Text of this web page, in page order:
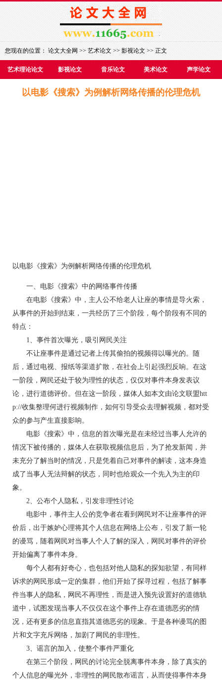
您现在的位置：论文大全网>>艺术论文>>影视论文>> 正文
艺术理论论文 影视论文 音乐论文 美术论文 声学论文
以电影《搜索》为例解析网络传播的伦理危机
以电影《搜索》为例解析网络传播的伦理危机
一、电影《搜索》中的网络事件传播
在电影《搜索》中，主人公不给老人让座的事情是导火索，
从事件的开始到结束，一共经历了三个阶段，每个阶段有不同的
特点：
1、事件首次曝光，吸引网民关注
不让座事件是通过记者上传其偷拍的视频得以曝光的。随
后，通过电视、报纸等渠道扩散，在社会上引起强烈反响。在这
一阶段，网民还处于较为理性的状态，仅仅对事件本身发表议
论，进行道德评价。但在这一阶段，媒体人如本文由论文联盟htt
p://收集整理何进行视频制作，如何引导受众去理解视频，都对受
众的参与产生直接影响。
电影《搜索》中，信息的首次曝光是在未经过当事人允许的
情况下被传播的，媒体人在获取视频信息后，为了抢发新闻，并
未充分了解当时的情况，只是凭着自己对事件的解读，这本身造
成了当事人无法辩解的状态，同时也给观众一个先入为主的印
象。
2、公布个人隐私，引发非理性讨论
电影中，事件主人公的竞争者在看到网民对不让座事件的评
价后，出于嫉妒心理将其个人信息在网络上公布，引发了新一轮
的谩骂，随着网民对当事人个人了解的深入，网民对事件的评价
开始偏离了事件本身。
每个人都有好奇心，也包括对他人隐私的探知欲望，有同样
诉求的网民形成一定的集群，他们开始了探寻过程，包括了解事
件当事人的隐私，网民不再理性，而是进入预先设置好的道德轨
道中，试图发现当事人不仅仅在这个事件上存在道德恶劣的情
况，还有更多的信息直指其道德恶劣的现象。于是各种谩骂的图
片和文字充斥网络，加剧了网民的非理性。
3、谣言的加入，使整个事件严重化
在第三个阶段，网民的讨论完全脱离事件本身，除了真实的
个人信息的曝光外，非理性的网民散布谣言，从而使得事件本身